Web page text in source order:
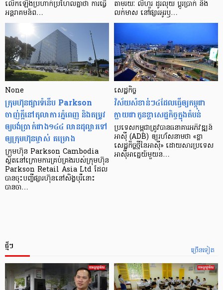
លើក​ឡើង​ប្រហាក់​ប្រហែល​គ្នា​ថា ការ​ធ្វើ​
អន្តរាគមន៍​ព…
តាមរយៈ លីហួរ ដូរ​លុយ ប្តូរ​បា្រក់ និង​
លក់​មាស នៅ​ផ្សារ​អូរ​ឫ…
None
ក្រុមហ៊ុនផ្សារទំនើប Parkson
ចាញ់ក្ដីនៅតុលាការភ្នំពេញ និងតម្រូវ
ឲ្យបង់ប្រាក់ជាង១៤៤ លានដុល្លារទៅ
ឲ្យក្រុមហ៊ុនម្ចាស់ គម្រោង
ក្រុមហ៊ុន Parkson Cambodia
ស្ថិតនៅក្រោមការគ្រប់គ្រងរបស់ក្រុមហ៊ុន
Parkson Retail Asia Ltd ដែល
បានចុះបញ្ចីផ្សារហ៊ុននៅសិង្ហបុរីនោះ
បានចា…
សេដ្ឋកិច្ច​
វិស័យ​សំខាន់ៗ​៤​ដែល​ធ្វើ​ឲ្យ​កម្ពុជា​
ក្លាយ​ជា​កូន​ខ្លា​សេដ្ឋកិច្ច​ក្នុង​តំបន់
ប្រទេស​កម្ពុជា​ត្រូវ​បាន​ធនាគារ​អភិវឌ្ឍន៍​
អាស៊ី (ADB) ឲ្យ​រហ័ស​នាមថា «ខ្លា​
សេដ្ឋកិច្ច​ថ្មី​នៃ​អាស៊ី» ដោយសារ​ប្រទេស​
អាស៊ី​អាគ្នេយ៍​មួយ​ន…
ច្រើនទៀត
ថ្មីៗ